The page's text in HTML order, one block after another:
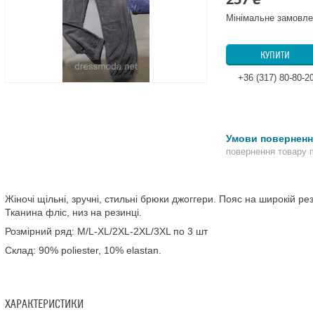
Мінімальне
КУПИТИ
+36 (317) 80-80-
повернення товару
Жіночі щільні, зручні, стильні брюки джоггери. Пояс на широкій
Тканина фліс, низ на резинці.
Розмірний ряд: M/L-XL/2XL-2XL/3XL по 3 шт
Склад: 90% poliester, 10% elastan.
ХАРАКТЕРИСТИКИ